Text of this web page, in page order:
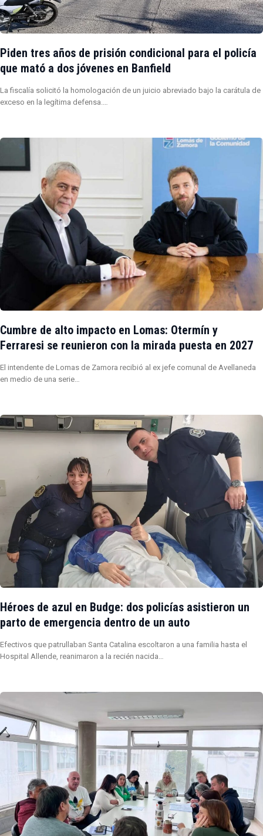
Piden tres años de prisión condicional para el policía
que mató a dos jóvenes en Banfield
La fiscalía solicitó la homologación de un juicio abreviado bajo la carátula de
exceso en la legítima defensa.…
Cumbre de alto impacto en Lomas: Otermín y
Ferraresi se reunieron con la mirada puesta en 2027
El intendente de Lomas de Zamora recibió al ex jefe comunal de Avellaneda
en medio de una serie…
Héroes de azul en Budge: dos policías asistieron un
parto de emergencia dentro de un auto
Efectivos que patrullaban Santa Catalina escoltaron a una familia hasta el
Hospital Allende, reanimaron a la recién nacida…